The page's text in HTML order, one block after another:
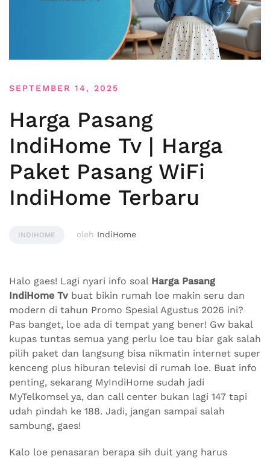
SEPTEMBER 14, 2025
Harga Pasang
IndiHome Tv | Harga
Paket Pasang WiFi
IndiHome Terbaru
INDIHOME oleh IndiHome
Halo gaes! Lagi nyari info soal Harga Pasang
IndiHome Tv buat bikin rumah loe makin seru dan
modern di tahun Promo Spesial Agustus 2026 ini?
Pas banget, loe ada di tempat yang bener! Gw bakal
kupas tuntas semua yang perlu loe tau biar gak salah
pilih paket dan langsung bisa nikmatin internet super
kenceng plus hiburan televisi di rumah loe. Buat info
penting, sekarang MyIndiHome sudah jadi
MyTelkomsel ya, dan call center bukan lagi 147 tapi
udah pindah ke 188. Jadi, jangan sampai salah
sambung, gaes!
Kalo loe penasaran berapa sih duit yang harus